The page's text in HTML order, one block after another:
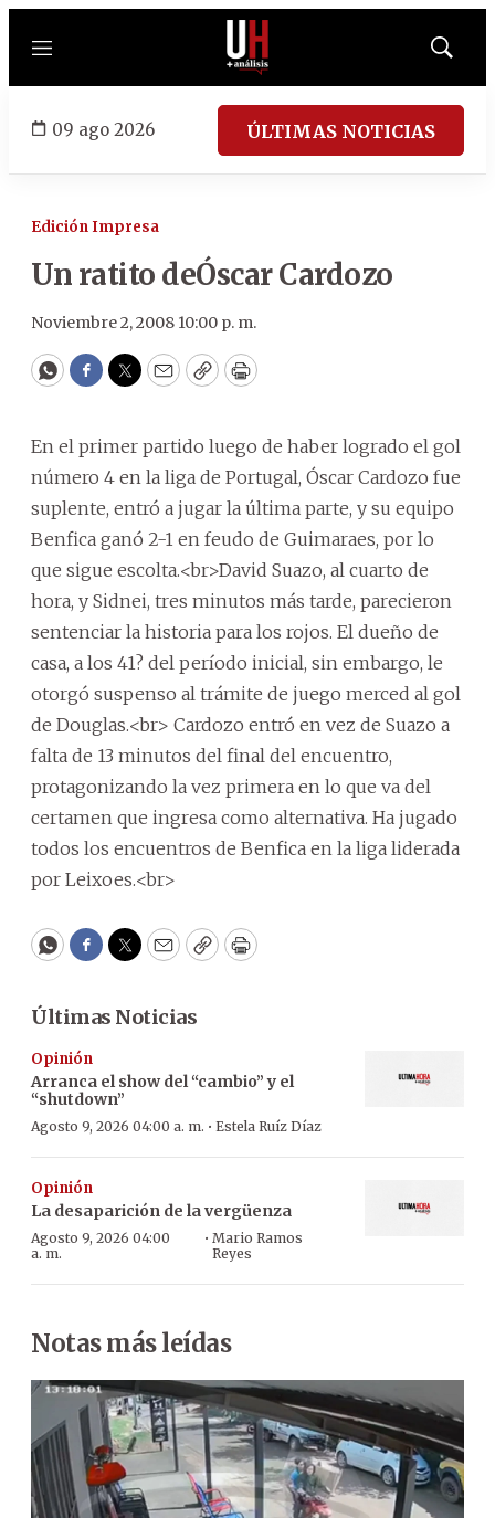
Menú
Mostrar
09 ago 2026 ÚLTIMAS NOTICIAS
Edición Impresa
Un ratito deÓscar Cardozo
Noviembre 2, 2008 10:00 p. m.
WhatsApp
Facebook
Twitter
EmailCopyPrint
En el primer partido luego de haber logrado el gol
número 4 en la liga de Portugal, Óscar Cardozo fue
suplente, entró a jugar la última parte, y su equipo
Benfica ganó 2-1 en feudo de Guimaraes, por lo
que sigue escolta.<br>David Suazo, al cuarto de
hora, y Sidnei, tres minutos más tarde, parecieron
sentenciar la historia para los rojos. El dueño de
casa, a los 41? del período inicial, sin embargo, le
otorgó suspenso al trámite de juego merced al gol
de Douglas.<br> Cardozo entró en vez de Suazo a
falta de 13 minutos del final del encuentro,
protagonizando la vez primera en lo que va del
certamen que ingresa como alternativa. Ha jugado
todos los encuentros de Benfica en la liga liderada
por Leixoes.<br>
WhatsApp
Facebook
Twitter
EmailCopyPrint
Últimas Noticias
Opinión
Arranca el show del “cambio” y el
“shutdown”
Agosto 9, 2026 04:00 a. m. · Estela Ruíz Díaz
Opinión
La desaparición de la vergüenza
Agosto 9, 2026 04:00
a. m.
· Mario Ramos
Reyes
Notas más leídas